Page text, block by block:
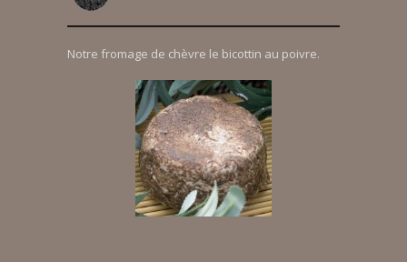
Notre fromage de chèvre le bicottin au poivre.